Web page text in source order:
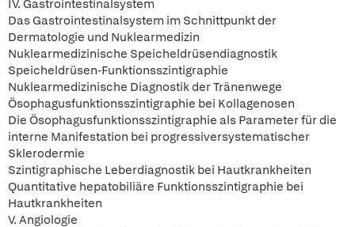
IV. Gastrointestinalsystem
Das Gastrointestinalsystem im Schnittpunkt der
Dermatologie und Nuklearmedizin
Nuklearmedizinische Speicheldrüsendiagnostik
Speicheldrüsen-Funktionsszintigraphie
Nuklearmedizinische Diagnostik der Tränenwege
Ösophagusfunktionsszintigraphie bei Kollagenosen
Die Ösophagusfunktionsszintigraphie als Parameter für die
interne Manifestation bei progressiversystematischer
Sklerodermie
Szintigraphische Leberdiagnostik bei Hautkrankheiten
Quantitative hepatobiliäre Funktionsszintigraphie bei
Hautkrankheiten
V. Angiologie